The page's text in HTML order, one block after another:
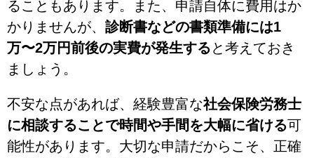
ることもあります。また、申請自体に費用はか
かりませんが、 診断書などの書類準備には1
万〜2万円前後の実費が発生すると考えておき
ましょう。
不安な点があれば、経験豊富な社会保険労務士
に相談することで時間や手間を大幅に省ける可
能性があります。大切な申請だからこそ、正確